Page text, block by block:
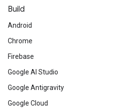
Build
Android
Chrome
Firebase
Google AI Studio
Google Antigravity
Google Cloud